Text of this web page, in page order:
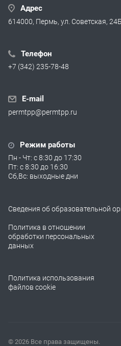
Адрес
614000, Пермь, ул. Советская, 24Б
Телефон
+7 (342) 235-78-48
E-mail
permtpp@permtpp.ru
Режим работы
Пн - Чт: с 8:30 до 17:30
Пт: с 8:30 до 16:30
Сб,Вс: выходные дни
Сведения об образовательной
Политика в отношении
обработки персональных
данных
Политика использования
файлов cookie
© 2026 Все права защищены.